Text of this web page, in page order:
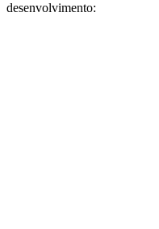
desenvolvimento: